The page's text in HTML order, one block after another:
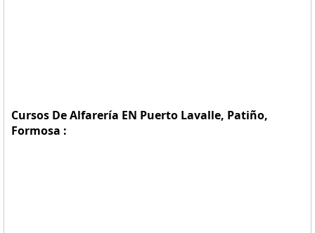
Cursos De Alfarería EN Puerto Lavalle, Patiño,
Formosa :